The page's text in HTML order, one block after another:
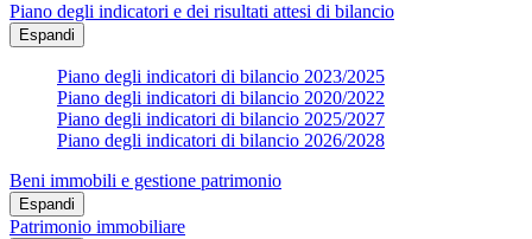
Piano degli indicatori e dei risultati attesi di bilancio
Espandi
Piano degli indicatori di bilancio 2023/2025
Piano degli indicatori di bilancio 2020/2022
Piano degli indicatori di bilancio 2025/2027
Piano degli indicatori di bilancio 2026/2028
Beni immobili e gestione patrimonio
Espandi
Patrimonio immobiliare